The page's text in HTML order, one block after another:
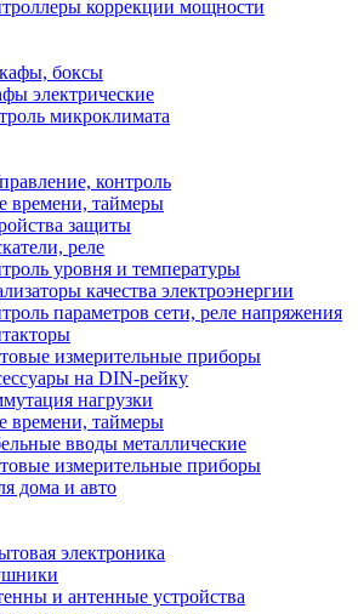
коррекции мощности
боксы
электрические
микроклимата
контроль
времени, таймеры
защиты
реле
уровня и температуры
качества электроэнергии
параметров сети, реле напряжения
измерительные приборы
на DIN-рейку
нагрузки
времени, таймеры
вводы металлические
измерительные приборы
дома и авто
электроника
и антенные устройства